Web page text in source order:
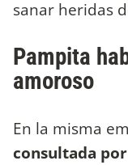
sanar heridas
Pampita
amoroso
En la misma
consultada